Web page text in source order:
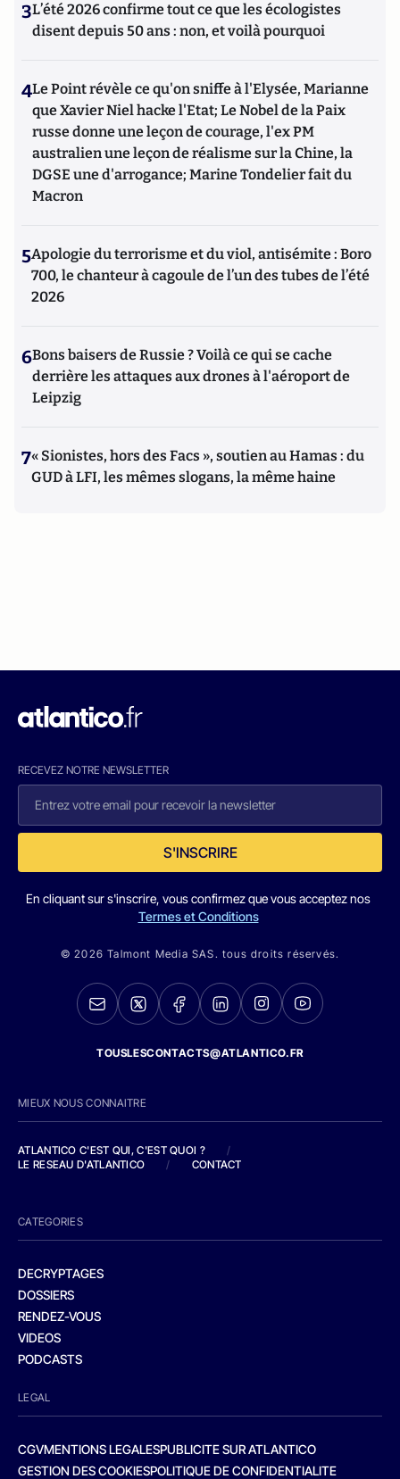
3L’été 2026 confirme tout ce que les écologistes
disent depuis 50 ans : non, et voilà pourquoi
4Le Point révèle ce qu'on sniffe à l'Elysée, Marianne
que Xavier Niel hacke l'Etat; Le Nobel de la Paix
russe donne une leçon de courage, l'ex PM
australien une leçon de réalisme sur la Chine, la
DGSE une d'arrogance; Marine Tondelier fait du
Macron
5Apologie du terrorisme et du viol, antisémite : Boro
700, le chanteur à cagoule de l’un des tubes de l’été
2026
6Bons baisers de Russie ? Voilà ce qui se cache
derrière les attaques aux drones à l'aéroport de
Leipzig
7« Sionistes, hors des Facs », soutien au Hamas : du
GUD à LFI, les mêmes slogans, la même haine
RECEVEZ NOTRE NEWSLETTER
S'INSCRIRE
En cliquant sur s'inscrire, vous confirmez que vous acceptez nos
Termes et Conditions
© 2026 Talmont Media SAS. tous droits réservés.
TOUSLESCONTACTS@ATLANTICO.FR
MIEUX NOUS CONNAITRE
ATLANTICO C'EST QUI, C'EST QUOI ?
/
LE RESEAU D'ATLANTICO
/ CONTACT
CATEGORIES
DECRYPTAGES
DOSSIERS
RENDEZ-VOUS
VIDEOS
PODCASTS
LEGAL
CGVMENTIONS LEGALESPUBLICITE SUR ATLANTICO
GESTION DES COOKIESPOLITIQUE DE CONFIDENTIALITE